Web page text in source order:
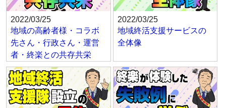
2022/03/25
地域の高齢者様・コラボ
先さん・行政さん・運営
者・終楽との共存共栄
2022/03/25
地域終活支援サービスの
全体像